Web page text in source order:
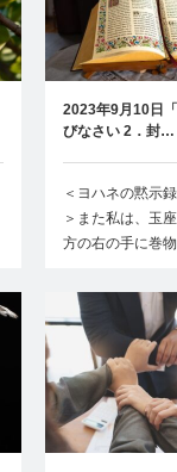
2023年9月10日
びなさい 2．封…
＜ヨハネの黙示
＞また私は、玉
方の右の手に巻